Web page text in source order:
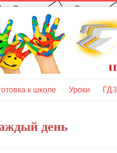
к школе Уроки ГДЗ
день